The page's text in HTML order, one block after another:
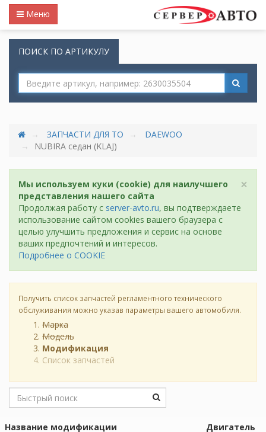
Меню
ПОИСК ПО АРТИКУЛУ
ЗАПЧАСТИ ДЛЯ ТО
DAEWOO
NUBIRA седан (KLAJ)
×
Мы используем куки (cookie) для наилучшего
представления нашего сайта
Продолжая работу с server-avto.ru, вы подтверждаете
использование сайтом cookies вашего браузера с
целью улучшить предложения и сервис на основе
ваших предпочтений и интересов.
Подробнее о COOKIE
Получить список запчастей регламентного технического
обслуживания можно указав параметры вашего автомобиля.
Марка
Модель
Модификация
Список запчастей
Название модификации
Двигатель